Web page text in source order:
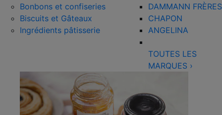
Bonbons et confiseries
Biscuits et Gâteaux
Ingrédients pâtisserie
DAMMANN FRÈRES
CHAPON
ANGELINA
TOUTES LES
MARQUES ›